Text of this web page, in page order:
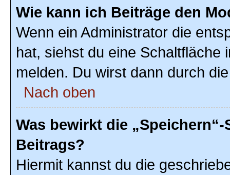
Wie kann ich Beiträge den
Wenn ein Administrator die
hat, siehst du eine Schaltfläche
melden. Du wirst dann durch
Nach oben
Was bewirkt die
Beitrags?
Hiermit kannst du die